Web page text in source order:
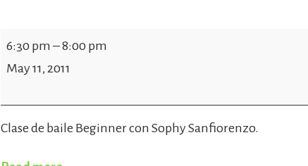
Jazz
6:30 pm –8:00 pm
May 11, 2011
Clase de baile Beginner con Sophy Sanfiorenzo.